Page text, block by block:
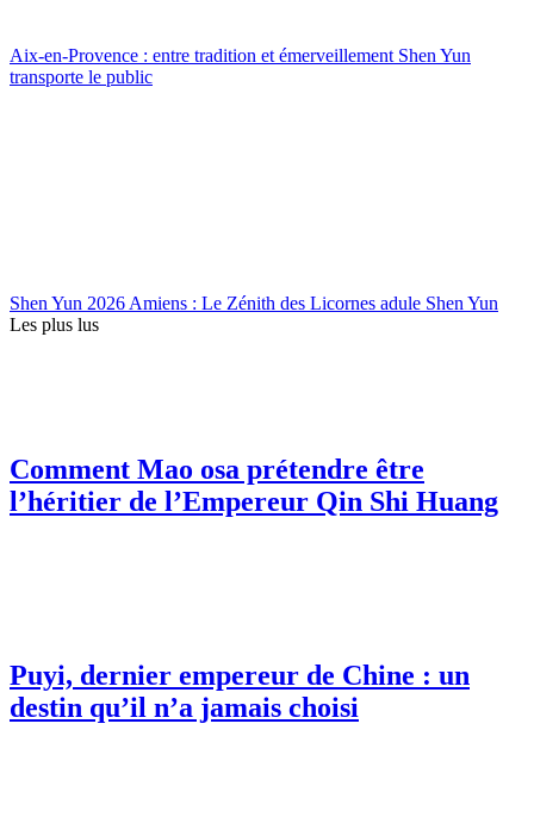
Aix-en-Provence : entre tradition et émerveillement Shen Yun
transporte le public
Shen Yun 2026 Amiens : Le Zénith des Licornes adule Shen Yun
Les plus lus
Comment Mao osa prétendre être
l’héritier de l’Empereur Qin Shi Huang
Puyi, dernier empereur de Chine : un
destin qu’il n’a jamais choisi